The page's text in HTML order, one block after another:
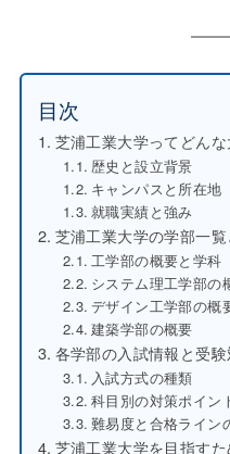
目次
芝浦工業大学ってどん
歴史と設立背景
キャンパスと所在地
就職実績と強み
芝浦工業大学の学部一
工学部の概要と学科
システム理工学部の
デザイン工学部の概
建築学部の概要
各学部の入試情報と受
入試方式の種類
科目別の対策ポイン
難易度と合格ライン
芝浦工業大学を目指す